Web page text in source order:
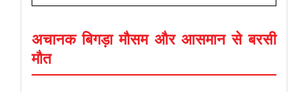
अचानक बिगड़ा मौसम और आसमान से बरसी
मौत